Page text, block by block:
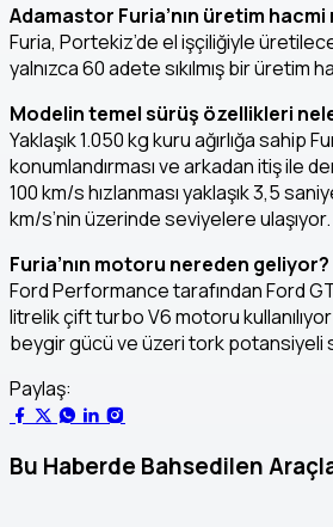
Adamastor Furia’nın üretim hacmi
Furia, Portekiz’de el işçiliğiyle
yalnızca 60 adete sıkılmış bir üretim
Modelin temel sürüş özellikleri
Yaklaşık 1.050 kg kuru ağırlığa sahip
konumlandırması ve arkadan itiş ile
100 km/s hızlanması yaklaşık 3,5
km/s’nin üzerinde seviyelere ulaşıyor.
Furia’nın motoru nereden geliyor?
Ford Performance tarafından Ford
litrelik çift turbo V6 motoru
beygir gücü ve üzeri tork potansiyeli
Paylaş:
Bu Haberde Bahsedilen